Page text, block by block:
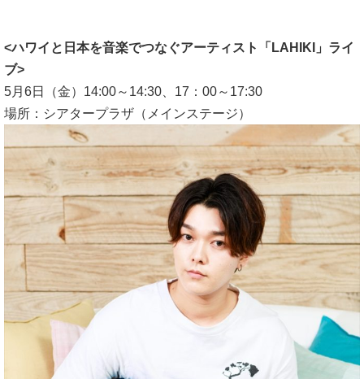
<ハワイと日本を音楽でつなぐアーティスト「LAHIKI」ライ
ブ>
5月6日（金）14:00～14:30、17：00～17:30
場所：シアタープラザ（メインステージ）